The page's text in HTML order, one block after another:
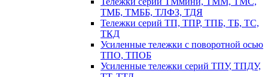
ТМБ, ТМББ, ТЛФЗ, ТДЯ
Тележки серий ТП, ТПР, ТПБ, ТБ, ТС,
ТКД
Усиленные тележки с поворотной осью
ТПО, ТПОБ
Усиленные тележки серий ТПУ, ТПДУ,